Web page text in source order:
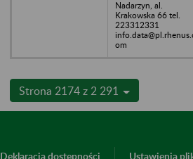
Nadarzyn, al.
Krakowska 66 tel.
223312331
om
Strona 2174 z 2 291
Deklaracja dostępności Ustawienia